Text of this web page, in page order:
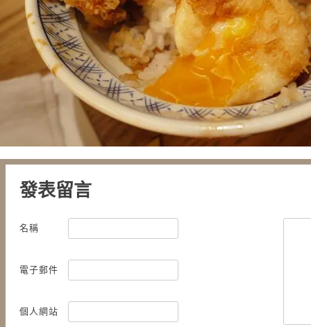
發表留言
名稱
電子郵件
個人網站